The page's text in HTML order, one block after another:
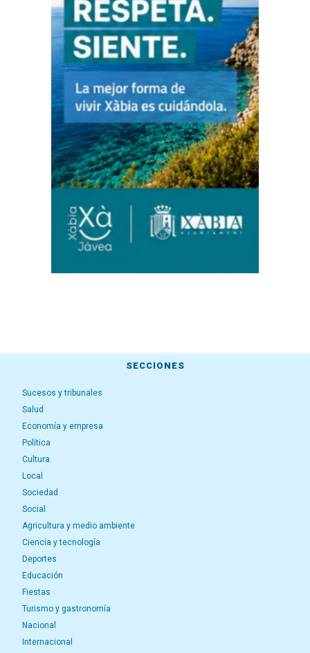
SECCIONES
Sucesos y tribunales
Salud
Economía y empresa
Política
Cultura
Local
Sociedad
Social
Agricultura y medio ambiente
Ciencia y tecnología
Deportes
Educación
Fiestas
Turismo y gastronomía
Nacional
Internacional